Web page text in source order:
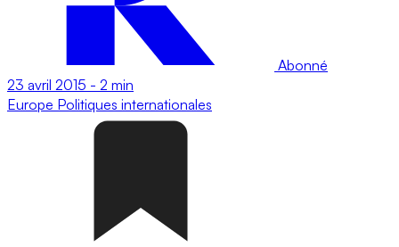
Abonné
23 avril 2015 - 2 min
Europe Politiques internationales